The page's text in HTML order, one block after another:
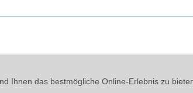
Ihnen das bestmögliche Online-Erlebnis zu